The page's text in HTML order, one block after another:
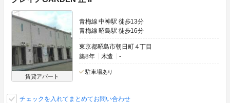
賃貸アパート
青梅線 中神駅 徒歩13分
青梅線 昭島駅 徒歩16分
東京都昭島市朝日町４丁目
築8年
木造 -
駐車場あり
チェックを入れてまとめてお問い合わせ